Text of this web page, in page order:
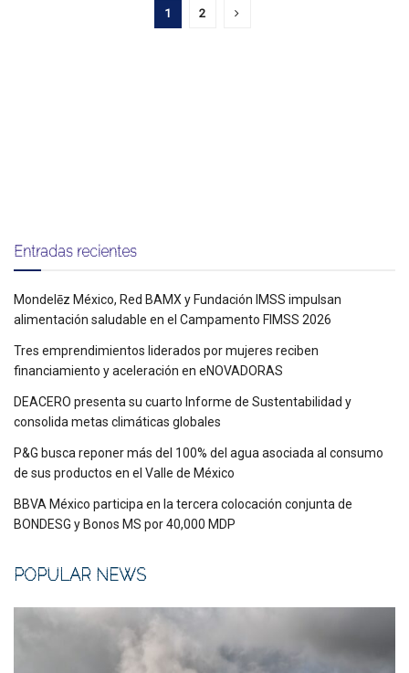
1 2
Entradas recientes
Mondelēz México, Red BAMX y Fundación IMSS impulsan
alimentación saludable en el Campamento FIMSS 2026
Tres emprendimientos liderados por mujeres reciben
financiamiento y aceleración en eNOVADORAS
DEACERO presenta su cuarto Informe de Sustentabilidad y
consolida metas climáticas globales
P&G busca reponer más del 100% del agua asociada al consumo
de sus productos en el Valle de México
BBVA México participa en la tercera colocación conjunta de
BONDESG y Bonos MS por 40,000 MDP
POPULAR NEWS